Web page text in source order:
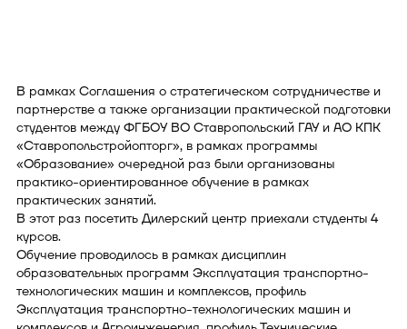
В рамках Соглашения о стратегическом сотрудничестве и
партнерстве а также организации практической подготовки
студентов между ФГБОУ ВО Ставропольский ГАУ и АО КПК
«Ставропольстройопторг», в рамках программы
«Образование» очередной раз были организованы
практико-ориентированное обучение в рамках
практических занятий.
В этот раз посетить Дилерский центр приехали студенты 4
курсов.
Обучение проводилось в рамках дисциплин
образовательных программ Эксплуатация транспортно-
технологических машин и комплексов, профиль
Эксплуатация транспортно-технологических машин и